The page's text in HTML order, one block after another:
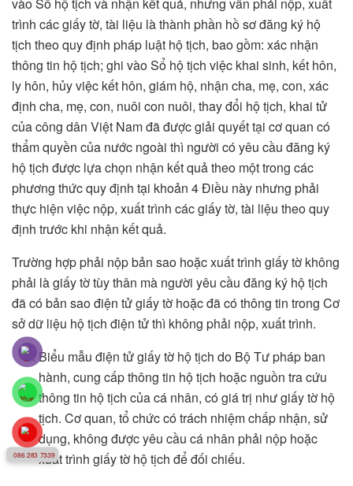
trình các giấy tờ, tài liệu là thành phần hồ sơ đăng ký hộ
tịch theo quy định pháp luật hộ tịch, bao gồm: xác nhận
thông tin hộ tịch; ghi vào Sổ hộ tịch việc khai sinh, kết hôn,
ly hôn, hủy việc kết hôn, giám hộ, nhận cha, mẹ, con, xác
định cha, mẹ, con, nuôi con nuôi, thay đổi hộ tịch, khai tử
của công dân Việt Nam đã được giải quyết tại cơ quan có
thẩm quyền của nước ngoài thì người có yêu cầu đăng ký
hộ tịch được lựa chọn nhận kết quả theo một trong các
phương thức quy định tại khoản 4 Điều này nhưng phải
thực hiện việc nộp, xuất trình các giấy tờ, tài liệu theo quy
định trước khi nhận kết quả.
Trường hợp phải nộp bản sao hoặc xuất trình giấy tờ không
phải là giấy tờ tùy thân mà người yêu cầu đăng ký hộ tịch
đã có bản sao điện tử giấy tờ hoặc đã có thông tin trong Cơ
sở dữ liệu hộ tịch điện tử thì không phải nộp, xuất trình.
Biểu mẫu điện tử giấy tờ hộ tịch do Bộ Tư pháp ban
hành, cung cấp thông tin hộ tịch hoặc nguồn tra cứu
thông tin hộ tịch của cá nhân, có giá trị như giấy tờ hộ
tịch. Cơ quan, tổ chức có trách nhiệm chấp nhận, sử
dụng, không được yêu cầu cá nhân phải nộp hoặc
xuất trình giấy tờ hộ tịch để đối chiếu.
086 283 7339